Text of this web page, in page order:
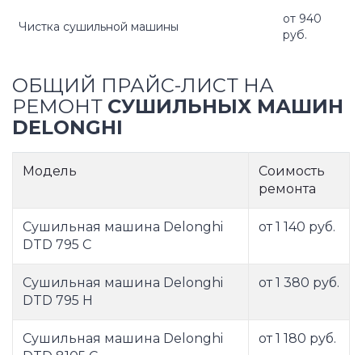
Чистка сушильной машины
от 940
руб.
ОБЩИЙ ПРАЙС-ЛИСТ НА
РЕМОНТ СУШИЛЬНЫХ МАШИН
DELONGHI
Модель
Соимость
ремонта
Сушильная машина Delonghi
DTD 795 C
от 1 140 руб.
Сушильная машина Delonghi
DTD 795 H
от 1 380 руб.
Сушильная машина Delonghi
от 1 180 руб.